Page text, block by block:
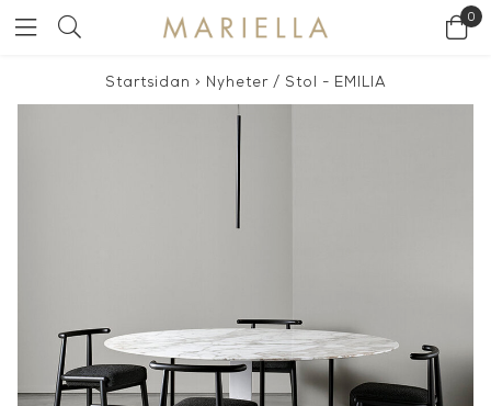
0
Startsidan > Nyheter/ Stol - EMILIA